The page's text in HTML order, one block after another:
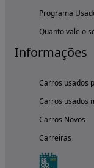
Programa
Quanto vale o
Informações
Carros usados
Carros usados
Carros Novos
Carreiras